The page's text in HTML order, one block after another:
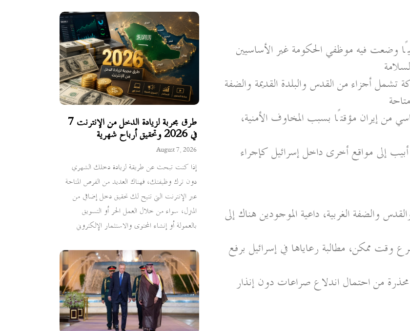
7 طرق مجربة لزيادة الدخل من الإنترنت
في 2026 وتحقيق أرباح شهرية
August 7, 2026
إذا كنت تبحث عن طريقة لزيادة دخلك الشهري
دون ترك وظيفتك، فهناك العديد من الفرص المتاحة
عبر الإنترنت التي تتيح لك تحقيق دخل إضافي من
المنزل، سواء من خلال العمل الحر أو التسويق
بالعمولة أو إنشاء المحتوى والاستثمار الإلكتروني
وضعت فيه موظفي الحكومة غير الأساسيين
أجزاء من القدس والبلدة القديمة والضفة
من إيران مؤقتًا بسبب المخاوف الأمنية،
إلى مواقع أخرى داخل إسرائيل كإجراء
والضفة الغربية، داعية الموجودين هناك إلى
وقت ممكن، مطالبة رعاياها في إسرائيل برفع
محذرة من احتمال اندلاع صراعات دون إنذار